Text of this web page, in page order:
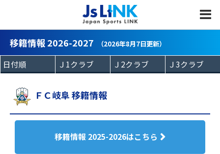
移籍情報 2026-2027 （2026年8月7日更新）
ＦＣ岐阜 移籍情報
移籍情報 2025-2026はこちら